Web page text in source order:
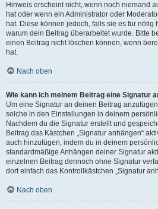
Hinweis erscheint nicht, wenn noch niemand
hat oder wenn ein Administrator oder
hat. Diese können jedoch, falls sie es für
warum dein Beitrag überarbeitet wurde. Bitte
einen Beitrag nicht löschen können, wenn
hat.
Nach oben
Wie kann ich meinem Beitrag eine Signatur
Um eine Signatur an deinen Beitrag
solche in den Einstellungen in deinem
Nachdem du die Signatur erstellt und
Beitrag das Kästchen „Signatur anhängen“
auch hinzufügen, indem du in deinem
standardmäßige Anhängen deiner Signatur
einzelnen Beitrag dennoch ohne Signatur
dort einfach das Kontrollkästchen „Signatur
Nach oben